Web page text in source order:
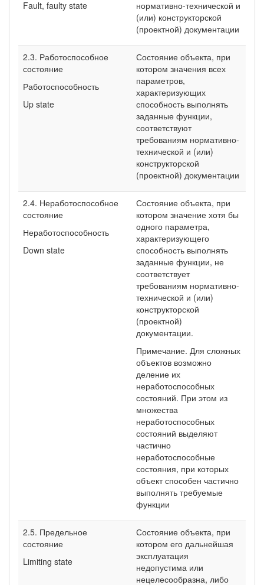
Fault, faulty state
нормативно-технической и
(или) конструкторской
(проектной) документации
2.3. Работоспособное
состояние
Работоспособность
Up state
Состояние объекта, при
котором значения всех
параметров,
характеризующих
способность выполнять
заданные функции,
соответствуют
требованиям нормативно-
технической и (или)
конструкторской
(проектной) документации
2.4. Неработоспособное
состояние
Неработоспособность
Down state
Состояние объекта, при
котором значение хотя бы
одного параметра,
характеризующего
способность выполнять
заданные функции, не
соответствует
требованиям нормативно-
технической и (или)
конструкторской
(проектной)
документации.
Примечание. Для сложных
объектов возможно
деление их
неработоспособных
состояний. При этом из
множества
неработоспособных
состояний выделяют
частично
неработоспособные
состояния, при которых
объект способен частично
выполнять требуемые
функции
2.5. Предельное
состояние
Limiting state
Состояние объекта, при
котором его дальнейшая
эксплуатация
недопустима или
нецелесообразна, либо